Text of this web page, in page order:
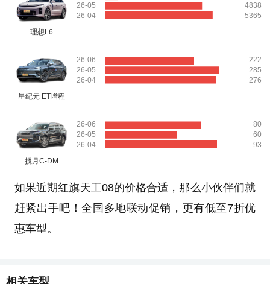
理想L6
26-05
26-04
4838
5365
星纪元 ET增程
26-06
26-05
26-04
222
285
276
揽月C-DM
26-06
26-05
26-04
80
60
93
如果近期红旗天工08的价格合适，那么小伙伴们就
赶紧出手吧！全国多地联动促销，更有低至7折优
惠车型。